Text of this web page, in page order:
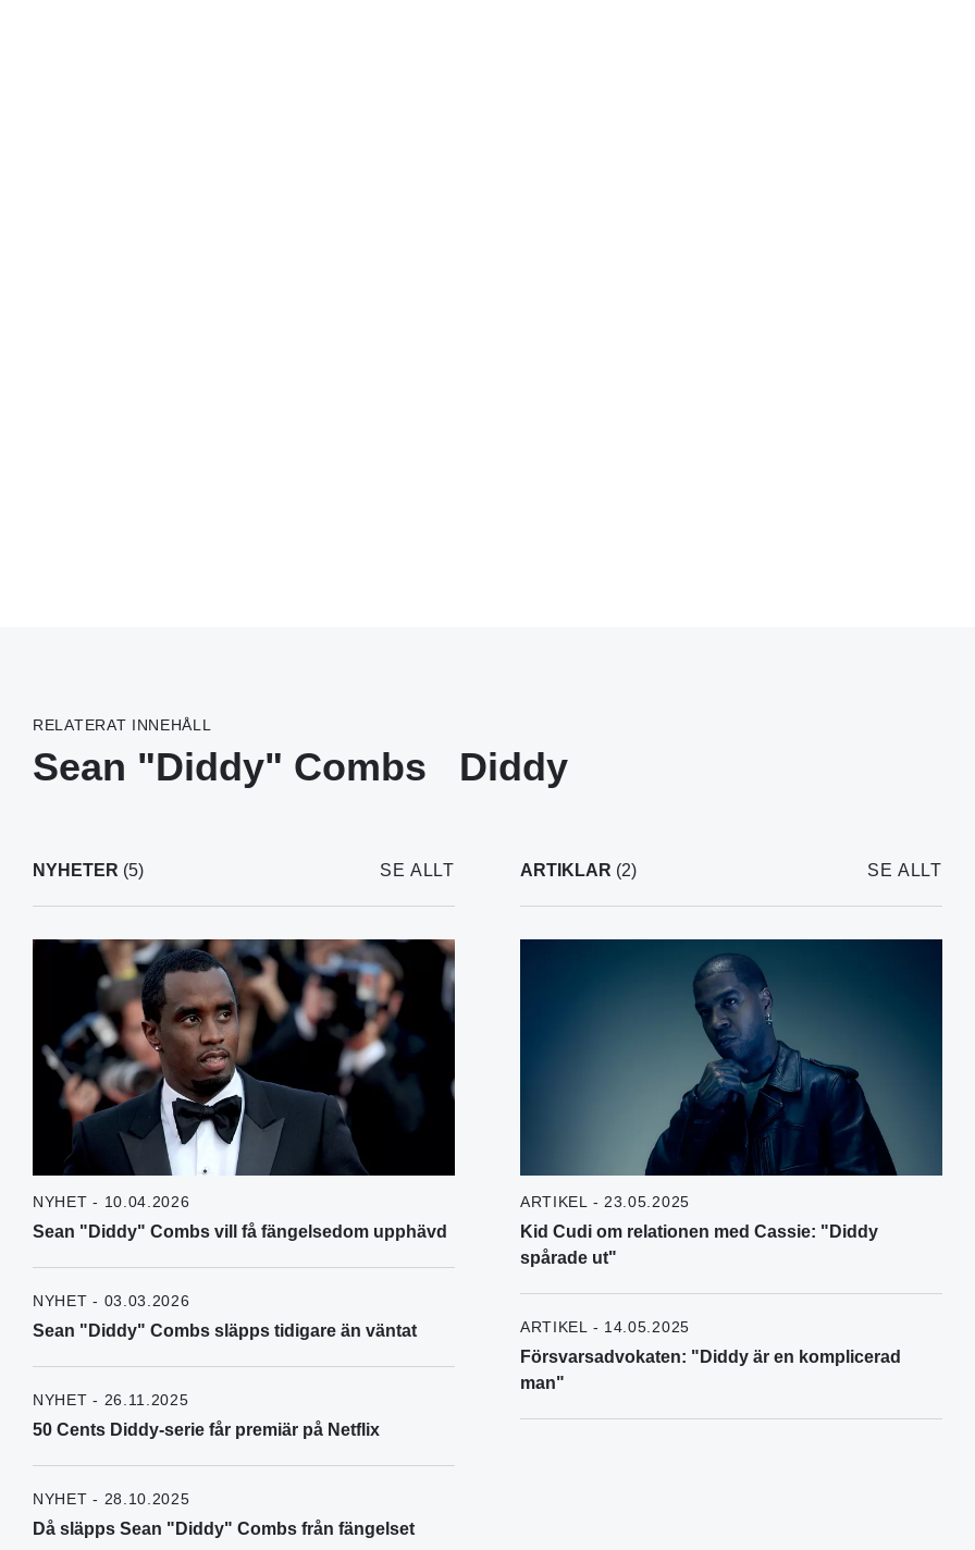
RELATERAT INNEHÅLL
Sean "Diddy" Combs Diddy
NYHETER (5) SE ALLT
NYHET - 10.04.2026
Sean "Diddy" Combs vill få fängelsedom upphävd
NYHET - 03.03.2026
Sean "Diddy" Combs släpps tidigare än väntat
NYHET - 26.11.2025
50 Cents Diddy-serie får premiär på Netflix
NYHET - 28.10.2025
Då släpps Sean "Diddy" Combs från fängelset
ARTIKLAR (2) SE ALLT
ARTIKEL - 23.05.2025
Kid Cudi om relationen med Cassie: "Diddy
spårade ut"
ARTIKEL - 14.05.2025
Försvarsadvokaten: "Diddy är en komplicerad
man"